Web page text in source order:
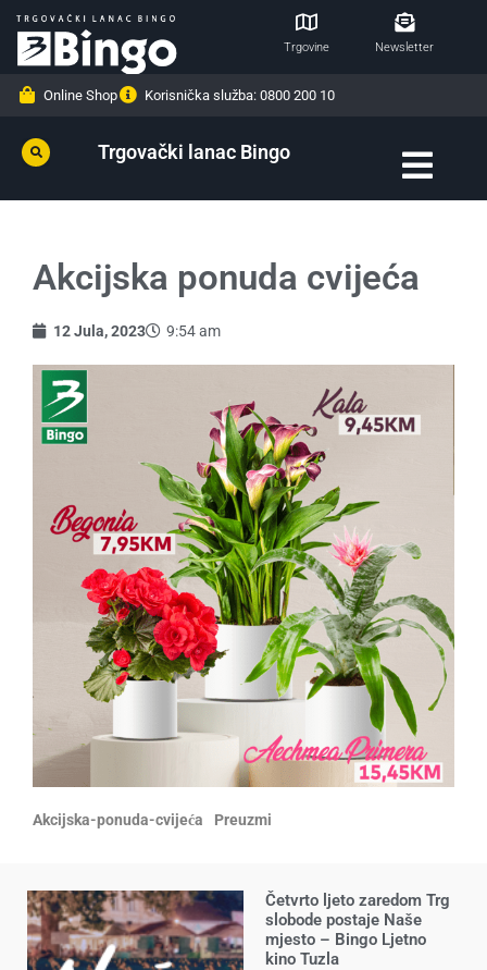
Trgovine Newsletter
Online Shop Korisnička služba: 0800 200 10
Trgovački lanac Bingo
Akcijska ponuda cvijeća
12 Jula, 2023 9:54 am
Akcijska-ponuda-cvijeća Preuzmi
Četvrto ljeto zaredom Trg
slobode postaje Naše
mjesto – Bingo Ljetno
kino Tuzla